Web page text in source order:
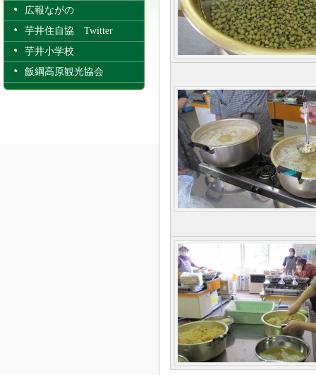
広報ながの
芋井住自協 Twitter
芋井小学校
飯綱高原観光協会